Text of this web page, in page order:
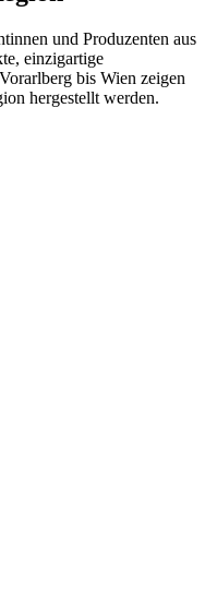
und Produzenten aus
einzigartige
bis Wien zeigen
hergestellt werden.